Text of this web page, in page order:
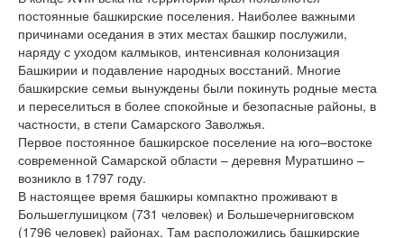
постоянные башкирские поселения. Наиболее важными
причинами оседания в этих местах башкир послужили,
наряду с уходом калмыков, интенсивная колонизация
Башкирии и подавление народных восстаний. Многие
башкирские семьи вынуждены были покинуть родные места
и переселиться в более спокойные и безопасные районы, в
частности, в степи Самарского Заволжья.
Первое постоянное башкирское поселение на юго–востоке
современной Самарской области – деревня Муратшино –
возникло в 1797 году.
В настоящее время башкиры компактно проживают в
Большеглушицком (731 человек) и Большечерниговском
(1796 человек) районах. Там расположились башкирские